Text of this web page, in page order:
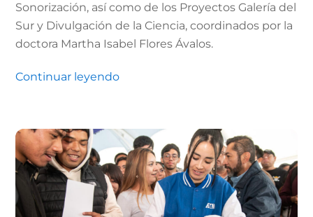
Sonorización, así como de los Proyectos Galería del
Sur y Divulgación de la Ciencia, coordinados por la
doctora Martha Isabel Flores Ávalos.
Continuar leyendo